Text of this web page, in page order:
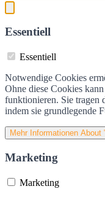
Essentiell
Essentiell
Notwendige Cookies
Ohne diese Cookies
funktionieren. Sie tragen
indem sie grundlegende
Mehr Informationen About
Marketing
Marketing